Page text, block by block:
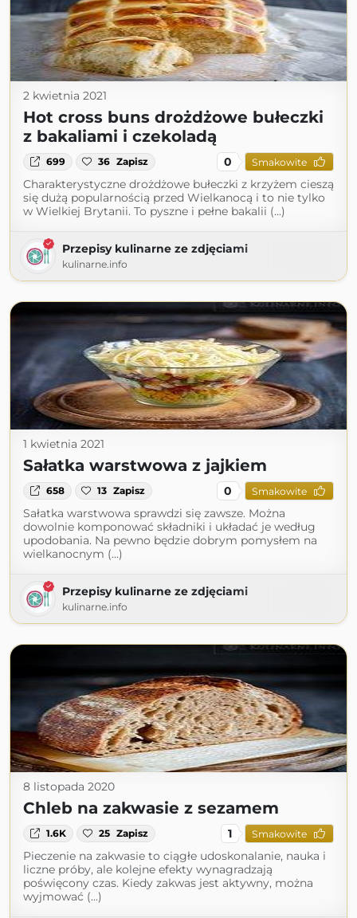
2 kwietnia 2021
Hot cross buns drożdżowe bułeczki
z bakaliami i czekoladą
699 36 Zapisz 0 Smakowite
Charakterystyczne drożdżowe bułeczki z krzyżem cieszą
się dużą popularnością przed Wielkanocą i to nie tylko
w Wielkiej Brytanii. To pyszne i pełne bakalii (...)
Przepisy kulinarne ze zdjęciami
kulinarne.info
1 kwietnia 2021
Sałatka warstwowa z jajkiem
658 13 Zapisz 0 Smakowite
Sałatka warstwowa sprawdzi się zawsze. Można
dowolnie komponować składniki i układać je według
upodobania. Na pewno będzie dobrym pomysłem na
wielkanocnym (...)
Przepisy kulinarne ze zdjęciami
kulinarne.info
8 listopada 2020
Chleb na zakwasie z sezamem
1.6K 25 Zapisz 1 Smakowite
Pieczenie na zakwasie to ciągłe udoskonalanie, nauka i
liczne próby, ale kolejne efekty wynagradzają
poświęcony czas. Kiedy zakwas jest aktywny, można
wyjmować (...)